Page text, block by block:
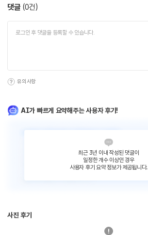
댓글 (0건)
유의사항
AI가 빠르게 요약해주는 사용자 후기!
최근 3년 이내 작성된 댓글이
일정한 개수 이상인 경우
사용자 후기 요약 정보가 제공됩니다.
사진 후기